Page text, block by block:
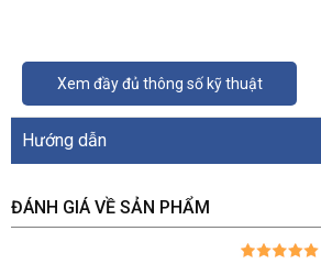
Xem đầy đủ thông số kỹ thuật
Hướng dẫn
ĐÁNH GIÁ VỀ SẢN PHẨM